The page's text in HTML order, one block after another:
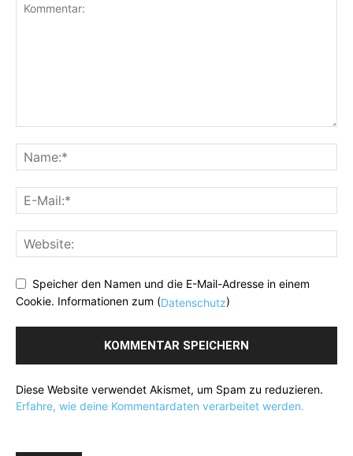
Speicher den Namen und die E-Mail-Adresse in einem
Cookie. Informationen zum (Datenschutz)
Diese Website verwendet Akismet, um Spam zu reduzieren.
Erfahre, wie deine Kommentardaten verarbeitet werden.